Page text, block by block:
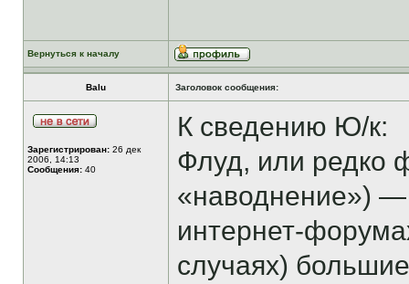
Вернуться к началу
Balu Заголовок сообщения:
Зарегистрирован: 26 дек
2006, 14:13
Сообщения: 40
К сведению Ю/к:
Флуд, или редко
«наводнение») —
интернет-
случаях)